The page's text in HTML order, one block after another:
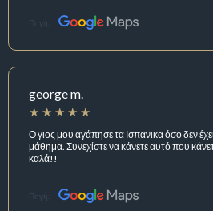
Πηγή:
george m.
Ο γιος μου αγάπησε τα Ισπανικα όσο δεν
μάθημα. Συνεχίστε να κάνετε αυτό που
καλά!!
Πηγή: